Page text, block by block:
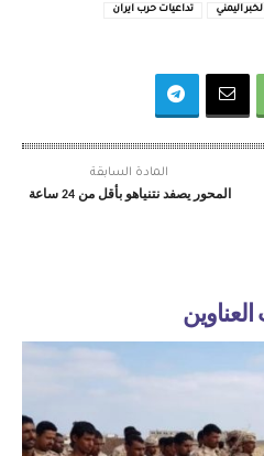
اليمني تداعيات حرب ايران
المادة السابقة
المحور يصفد نتنياهو بأقل من 24 ساعة